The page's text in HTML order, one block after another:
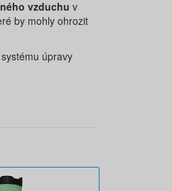
vzduchu v
by mohly ohrozit
úpravy